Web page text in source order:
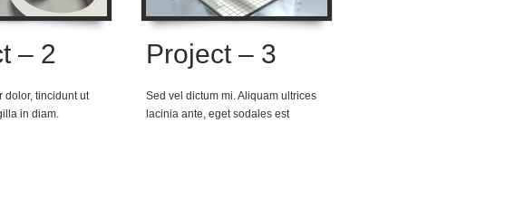
– 2
dolor, tincidunt ut
in diam.
Project – 3
Sed vel dictum mi. Aliquam ultrices
lacinia ante, eget sodales est